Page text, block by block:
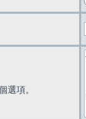
選項。